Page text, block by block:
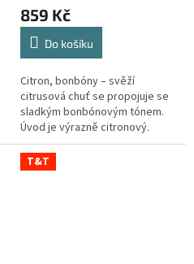
859 Kč
Do košíku
Citron, bonbóny – svěží
citrusová chuť se propojuje se
sladkým bonbónovým tónem.
Úvod je výrazně citronový.
Sladkost postupně zakulacuje
jeho kyselkavý charakter.
Střední síla...
T&T